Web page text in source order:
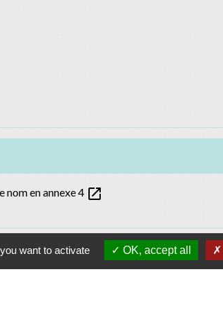
nom en annexe 4 open_in_new
want to activate OK, accept all